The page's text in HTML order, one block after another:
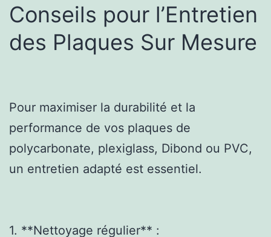
Conseils pour l’Entretien
des Plaques Sur Mesure
Pour maximiser la durabilité et la
performance de vos plaques de
polycarbonate, plexiglass, Dibond ou PVC,
un entretien adapté est essentiel.
1. **Nettoyage régulier** :